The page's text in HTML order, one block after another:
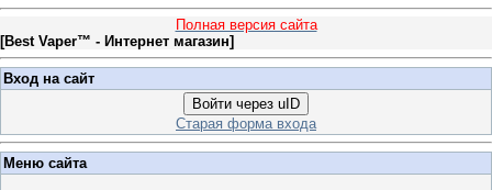
Полная версия сайта
[Best Vaper™ - Интернет магазин]
Вход на сайт
Войти через uID
Старая форма входа
Меню сайта